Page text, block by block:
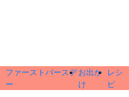
ファーストバースデ
ー
お出か
け
レシ
ピ